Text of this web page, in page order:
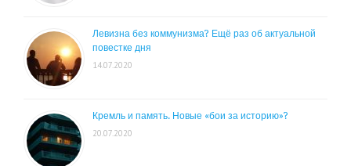
Левизна без коммунизма? Ещё раз об актуальной
повестке дня
14.07.2020
Кремль и память. Новые «бои за историю»?
20.07.2020